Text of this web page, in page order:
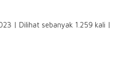
| Dilihat sebanyak 1.259 kali |